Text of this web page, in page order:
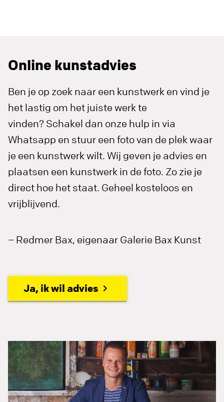
Online kunstadvies
Ben je op zoek naar een kunstwerk en vind je
het lastig om het juiste werk te
vinden? Schakel dan onze hulp in via
Whatsapp en stuur een foto van de plek waar
je een kunstwerk wilt. Wij geven je advies en
plaatsen een kunstwerk in de foto. Zo zie je
direct hoe het staat. Geheel kosteloos en
vrijblijvend.
– Redmer Bax, eigenaar Galerie Bax Kunst
Ja, ik wil advies